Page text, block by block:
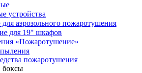
устройства
аэрозольного пожаротушения
для 19" шкафов
«Пожаротушение»
пожаротушения